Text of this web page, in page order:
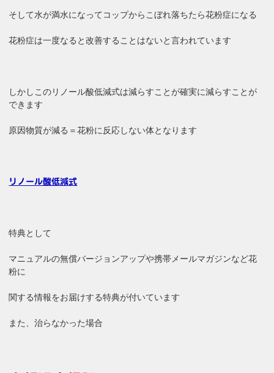
そして水が満水になってコップからこぼれ落ちたら花粉症になる
花粉症は一度なると改善することはないと言われています
しかしこのリノール酸低減式は減らすことが確実に減らすことが
できます
原因物質が減る＝花粉に反応しない体となります
リノール酸低減式
特典として
マニュアルの無償バージョンアップや携帯メールマガジンなど花
粉に
関する情報をお届けする特典が付いています
また、治らなかった場合